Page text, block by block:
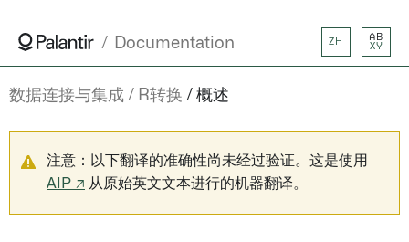
Documentation ZH
AB
XY
数据连接与集成 R转换 概述
注意：以下翻译的准确性尚未经过验证。这是使用
AIP ↗ 从原始英文文本进行的机器翻译。